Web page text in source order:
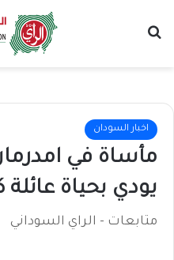
اخبار السودان
مأساة في
يودي بحياة عائلة
متابعات - الراي السوداني